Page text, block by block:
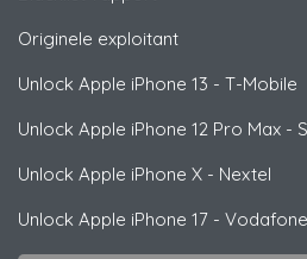
Originele exploitant
Unlock Apple iPhone 13 - T-Mobile
Unlock Apple iPhone 12 Pro Max -
Unlock Apple iPhone X - Nextel
Unlock Apple iPhone 17 -